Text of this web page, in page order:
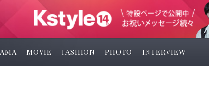
MOVIE FASHION PHOTO INTERVIEW